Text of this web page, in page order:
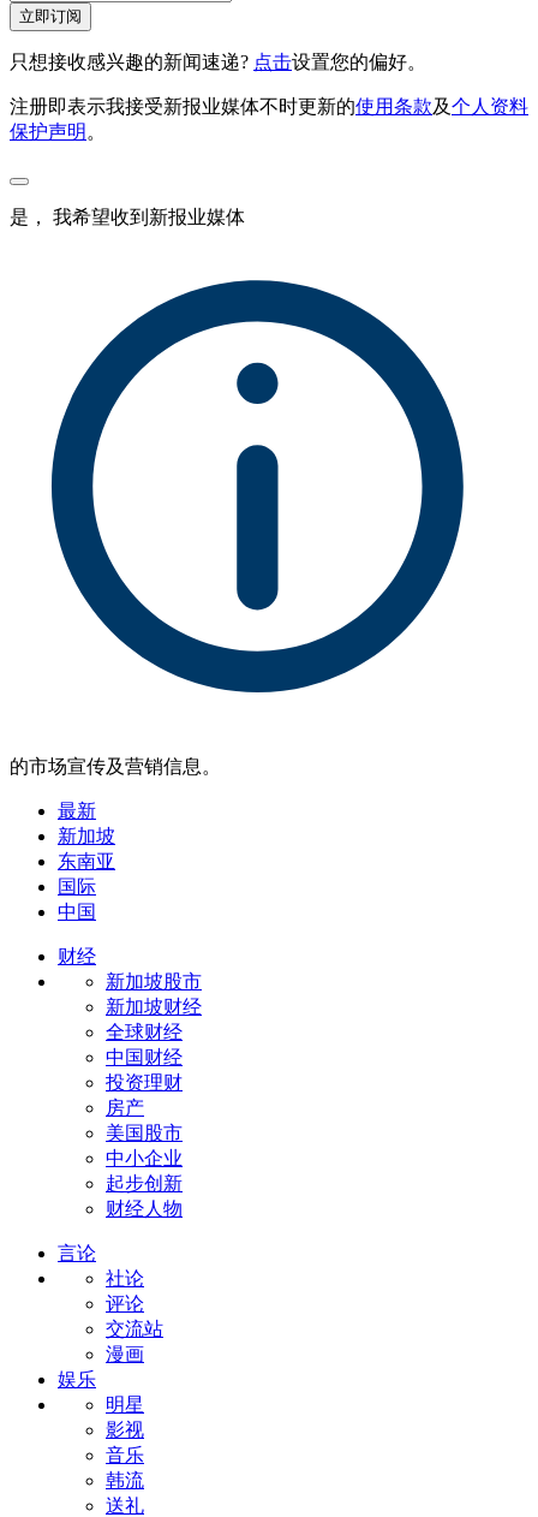
立即订阅
只想接收感兴趣的新闻速递? 点击设置您的偏好。
注册即表示我接受新报业媒体不时更新的使用条款及个人资料
保护声明 。
是， 我希望收到新报业媒体
的市场宣传及营销信息。
最新
新加坡
东南亚
国际
中国
财经
新加坡股市
新加坡财经
全球财经
中国财经
投资理财
房产
美国股市
中小企业
起步创新
财经人物
言论
社论
评论
交流站
漫画
娱乐
明星
影视
音乐
韩流
送礼